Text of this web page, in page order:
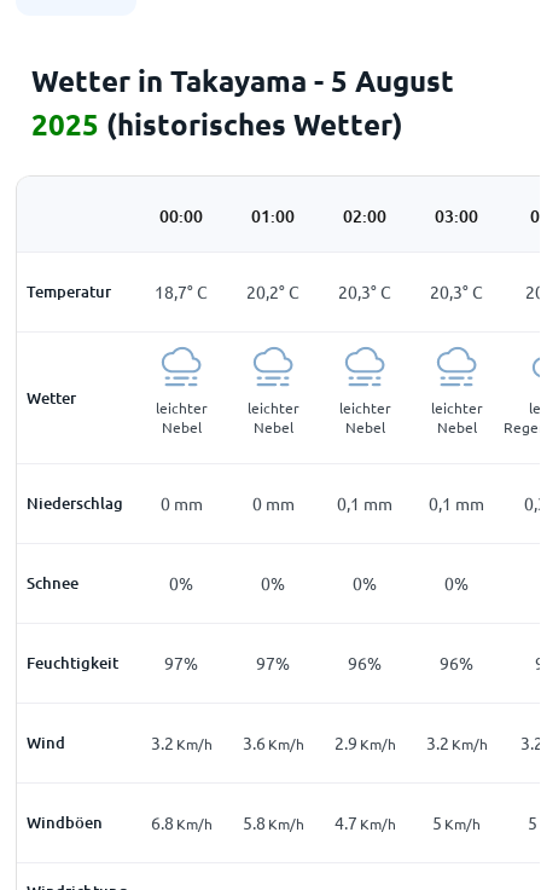
Wetter in Takayama - 5 August
2025 (historisches Wetter)
00:00 01:00 02:00 03:00
Temperatur 18,7°C 20,2°C 20,3°C 20,3°C
Wetter
leichter
Nebel
leichter
Nebel
leichter
Nebel
leichter
Nebel
Niederschlag 0 mm 0 mm 0,1 mm 0,1 mm
Schnee 0% 0% 0% 0%
Feuchtigkeit 97% 97% 96% 96%
Wind 3.2 Km/h 3.6 Km/h 2.9 Km/h 3.2 Km/h
Windböen 6.8 Km/h 5.8 Km/h 4.7 Km/h 5 Km/h 5